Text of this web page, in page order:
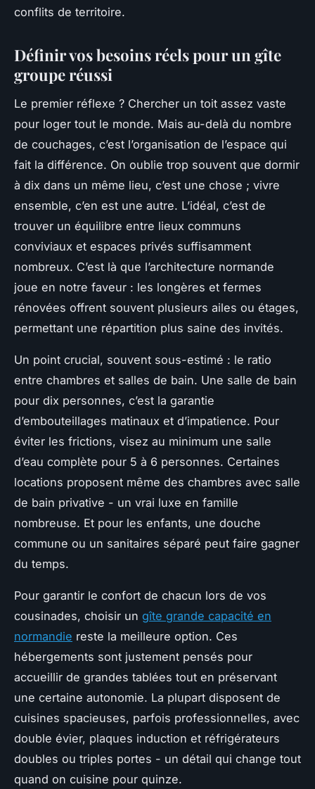
conflits de territoire.
Définir vos besoins réels pour un gîte
groupe réussi
Le premier réflexe ? Chercher un toit assez vaste
pour loger tout le monde. Mais au-delà du nombre
de couchages, c’est l’organisation de l’espace qui
fait la différence. On oublie trop souvent que dormir
à dix dans un même lieu, c’est une chose ; vivre
ensemble, c’en est une autre. L’idéal, c’est de
trouver un équilibre entre lieux communs
conviviaux et espaces privés suffisamment
nombreux. C’est là que l’architecture normande
joue en notre faveur : les longères et fermes
rénovées offrent souvent plusieurs ailes ou étages,
permettant une répartition plus saine des invités.
Un point crucial, souvent sous-estimé : le ratio
entre chambres et salles de bain. Une salle de bain
pour dix personnes, c’est la garantie
d’embouteillages matinaux et d’impatience. Pour
éviter les frictions, visez au minimum une salle
d’eau complète pour 5 à 6 personnes. Certaines
locations proposent même des chambres avec salle
de bain privative - un vrai luxe en famille
nombreuse. Et pour les enfants, une douche
commune ou un sanitaires séparé peut faire gagner
du temps.
Pour garantir le confort de chacun lors de vos
cousinades, choisir un gîte grande capacité en
normandie reste la meilleure option. Ces
hébergements sont justement pensés pour
accueillir de grandes tablées tout en préservant
une certaine autonomie. La plupart disposent de
cuisines spacieuses, parfois professionnelles, avec
double évier, plaques induction et réfrigérateurs
doubles ou triples portes - un détail qui change tout
quand on cuisine pour quinze.